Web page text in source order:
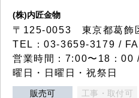
(株)内匠金物
〒125-0053 東京都葛飾
TEL：03-3659-3179 /
営業時間：7:00〜18：00
曜日・日曜日・祝祭日
販売可 工事・取付可